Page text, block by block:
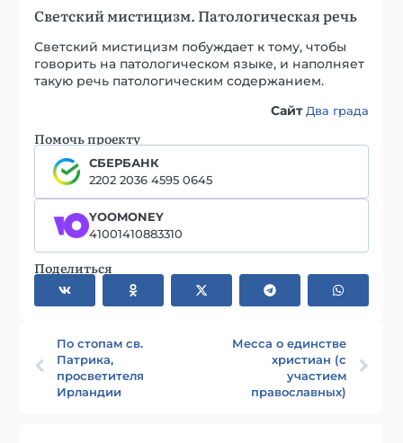
Светский мистицизм. Патологическая речь
Светский мистицизм побуждает к тому, чтобы
говорить на патологическом языке, и наполняет
такую речь патологическим содержанием.
СайтДва града
Помочь проекту
СБЕРБАНК
2202 2036 4595 0645
YOOMONEY
41001410883310
Поделиться
По стопам св.
Патрика,
просветителя
Ирландии
Месса о единстве
христиан (с
участием
православных)